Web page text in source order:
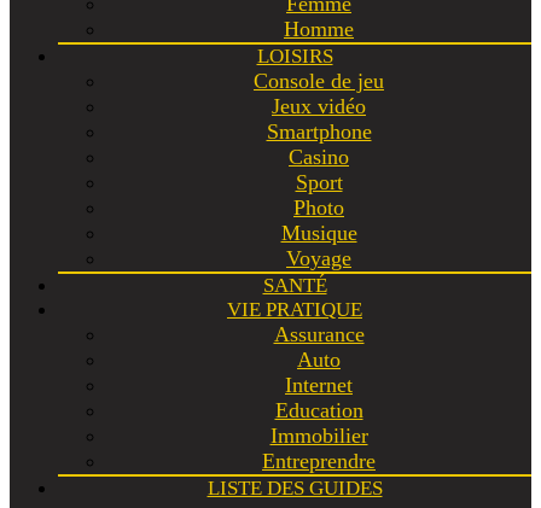
Homme
LOISIRS
Console de jeu
Jeux vidéo
Smartphone
Casino
Sport
Photo
Musique
Voyage
SANTÉ
VIE PRATIQUE
Assurance
Auto
Internet
Education
Immobilier
Entreprendre
LISTE DES GUIDES